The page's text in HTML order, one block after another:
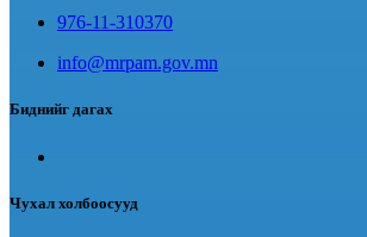
976-11-310370
info@mrpam.gov.mn
Биднийг дагах
Чухал холбоосууд